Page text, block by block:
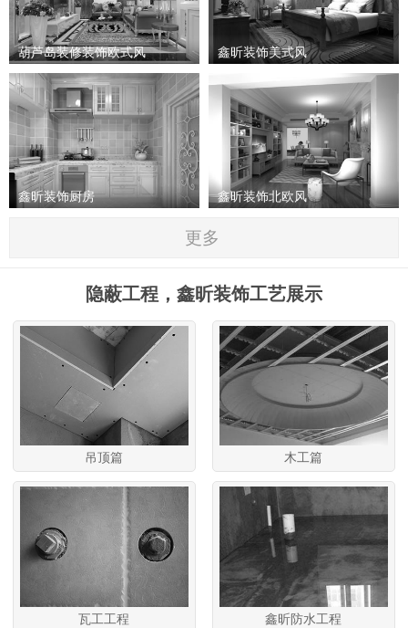
葫芦岛装修装饰欧式风 鑫昕装饰美式风
鑫昕装饰厨房 鑫昕装饰北欧风
更多
隐蔽工程，鑫昕装饰工艺展示
吊顶篇 木工篇
瓦工工程 鑫昕防水工程